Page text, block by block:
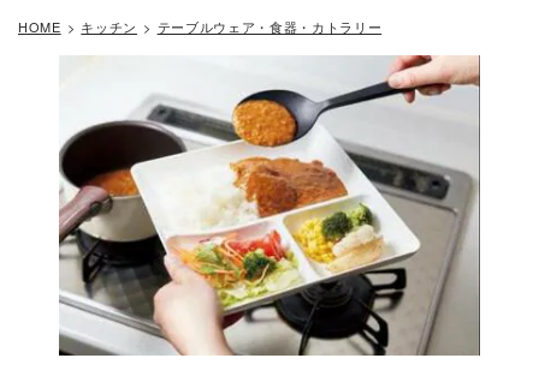
HOME キッチン テーブルウェア・食器・カトラリー